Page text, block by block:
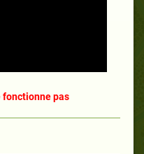
fonctionne pas